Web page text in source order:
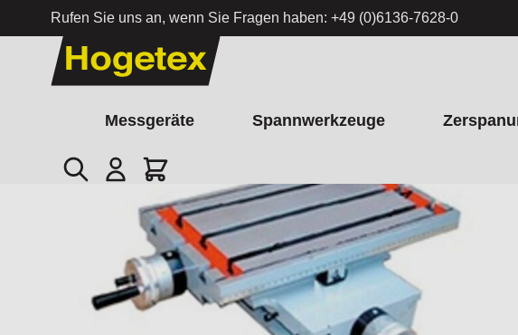
Rufen Sie uns an, wenn Sie Fragen haben: +49 (0)6136-7628-0
Zum Inhalt springen
Messgeräte Spannwerkzeuge
Suche Cart
Kreuztische